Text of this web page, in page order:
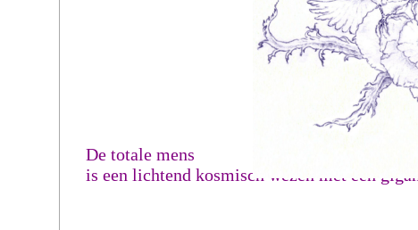
De totale mens
is een lichtend kosmisch wezen met een